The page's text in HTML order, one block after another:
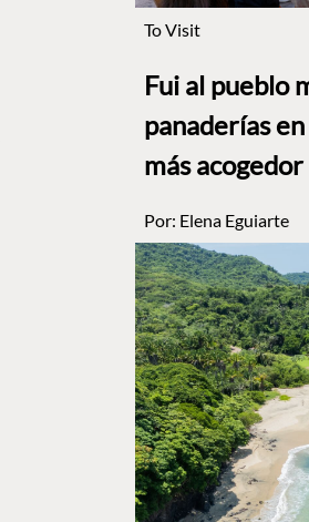
To Visit
Fui al pueblo
panaderías
más acogedor
Por: Elena Eguiarte